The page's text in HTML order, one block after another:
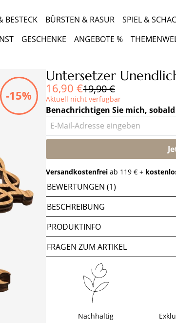
BESTECK BÜRSTEN & RASUR
SPIEL &
GESCHENKE ANGEBOTE %
Untersetzer
Verkaufspreis:Regulärer Preis:
19,90 €
16,90 €
Aktuell nicht verfügbar
Benachrichtigen Sie mich,
E-Mail-Adresse eingeben
Versandkostenfrei ab 119 € +
BEWERTUNGEN (1)
BESCHREIBUNG
PRODUKTINFO
FRAGEN ZUM ARTIKEL
Nachhaltig
-15%